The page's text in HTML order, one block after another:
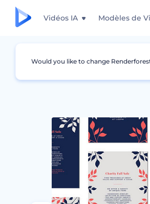
Vidéos IA Modèles de
Graphismes Flyers
Would you like to change